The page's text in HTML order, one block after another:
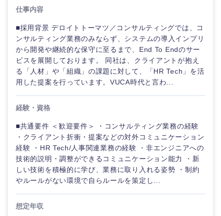
仕事内容
■採用背景 デロイトトーマツ／コンサルティングでは、コ
ンサルティング業務のみならず、システムの導入インプリ
から開発や継続的な保守に至るまで、End To Endのサー
ビスを展開しております。 同社は、クライアントが抱え
る「人材」や「組織」の課題に対して、「HR Tech」を活
用した提案を行っています。VUCA時代と言わ...
経験・資格
■共通要件 ＜歓迎要件＞ ・コンサルティング業務の経験
・クライアント折衝・提案などの対外コミュニケーション
経験 ・HR Tech/人事関連業務の経験 ・非エンジニアへの
技術的説明・調整ができるコミュニケーション能力 ・新
しい技術を積極的に学び、業務に取り入れる姿勢 ・制約
やルールがない環境で自らルールを策定し...
想定年収